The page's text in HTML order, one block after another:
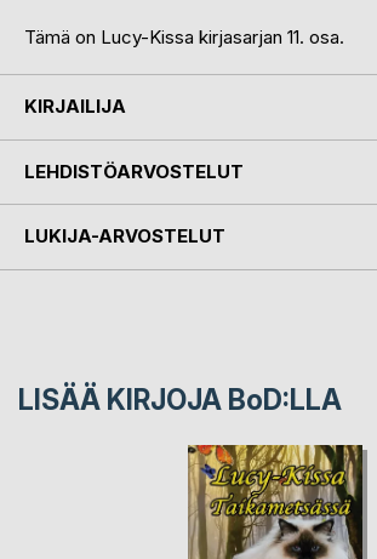
Tämä on Lucy-Kissa kirjasarjan 11. osa.
KIRJAILIJA
LEHDISTÖARVOSTELUT
LUKIJA-ARVOSTELUT
LISÄÄ KIRJOJA BoD:LLA